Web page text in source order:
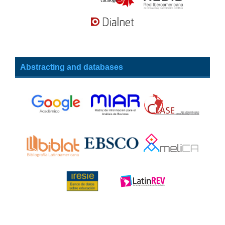
Abstracting and databases